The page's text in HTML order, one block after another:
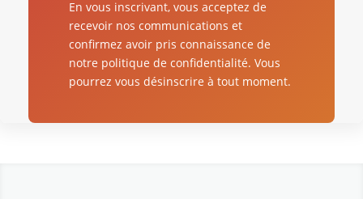
En vous inscrivant, vous acceptez de
recevoir nos communications et
confirmez avoir pris connaissance de
notre politique de confidentialité. Vous
pourrez vous désinscrire à tout moment.